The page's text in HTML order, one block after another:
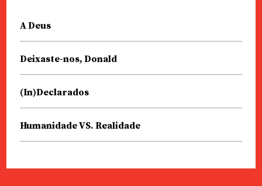
A Deus
Deixaste-nos, Donald
(In)Declarados
Humanidade VS. Realidade